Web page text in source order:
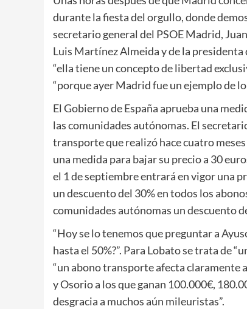
durante la fiesta del orgullo, donde
secretario general del PSOE Madrid,
Luis Martínez Almeida y de la presidenta
“ella tiene un concepto de libertad
“porque ayer Madrid fue un ejemplo de
El Gobierno de España aprueba una
las comunidades autónomas. El
transporte que realizó hace cuatro
una medida para bajar su precio a 30
el 1 de septiembre entrará en vigor una
un descuento del 30% en todos los
comunidades autónomas un descuento
“Hoy se lo tenemos que preguntar a
hasta el 50%?”. Para Lobato se trata de
“un abono transporte afecta claramente
y Osorio a los que ganan 100.000€,
desgracia a muchos aún mileuristas”.